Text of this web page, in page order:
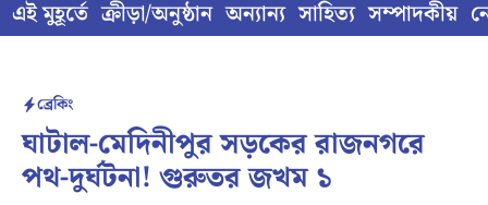
এই মুহূর্তে ক্রীড়া/অনুষ্ঠান অন্যান্য সাহিত্য সম্পাদকীয়
ব্রেকিং
ঘাটাল-মেদিনীপুর সড়কের রাজনগরে
পথ-দুর্ঘটনা! গুরুতর জখম ১